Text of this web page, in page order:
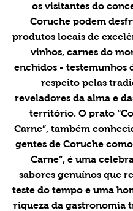
os visitantes do
Coruche podem
produtos locais de
vinhos, carnes do
enchidos - testemunhos
respeito pelas
reveladores da alma e
território. O prato
Carne”, também
gentes de Coruche como
Carne”, é uma
sabores genuínos que
teste do tempo e uma
riqueza da gastronomia